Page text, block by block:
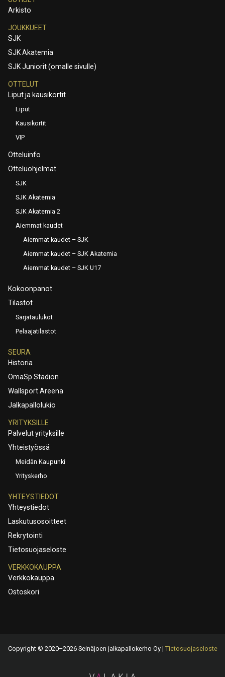
Arkisto
JOUKKUEET
SJK
SJK Akatemia
SJK Juniorit (omalle sivulle)
OTTELUT
Liput ja kausikortit
Liput
Kausikortit
VIP
Otteluinfo
Otteluohjelmat
SJK
SJK Akatemia
SJK Akatemia 2
Aiemmat kaudet
Aiemmat kaudet – SJK
Aiemmat kaudet – SJK Akatemia
Aiemmat kaudet – SJK U17
Kokoonpanot
Tilastot
Sarjataulukot
Pelaajatilastot
SEURA
Historia
OmaSp Stadion
Wallsport Areena
Jalkapallolukio
YRITYKSILLE
Palvelut yrityksille
Yhteistyössä
Meidän Kaupunki
Yrityskerho
YHTEYSTIEDOT
Yhteystiedot
Laskutusosoitteet
Rekrytointi
Tietosuojaseloste
VERKKOKAUPPA
Verkkokauppa
Ostoskori
Copyright © 2020–2026 Seinäjoen jalkapallokerho Oy | Tietosuojaseloste